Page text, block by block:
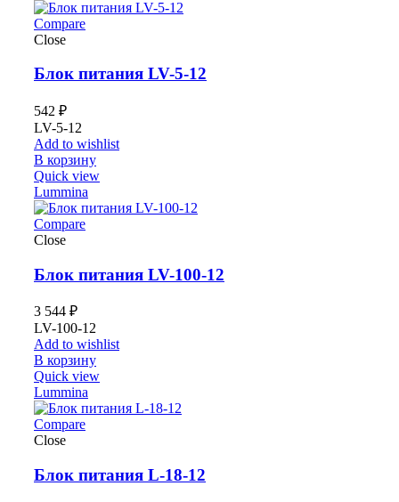
Compare
Close
Блок питания LV-5-12
542 ₽
LV-5-12
Add to wishlist
В корзину
Quick view
Lummina
Compare
Close
Блок питания LV-100-12
3 544 ₽
LV-100-12
Add to wishlist
В корзину
Quick view
Lummina
Compare
Close
Блок питания L-18-12